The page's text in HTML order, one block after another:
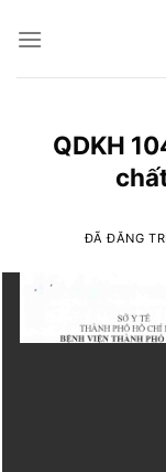
đến
QDKH
ĐÃ ĐĂNG